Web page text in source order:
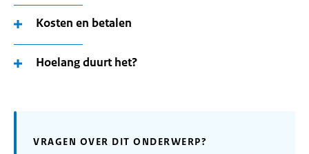
Kosten en betalen
Hoelang duurt het?
VRAGEN OVER DIT ONDERWERP?